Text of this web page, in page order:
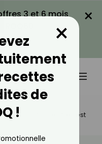
3 et 6 mois
×
Poids ? Faites Ce Test
de
!
×